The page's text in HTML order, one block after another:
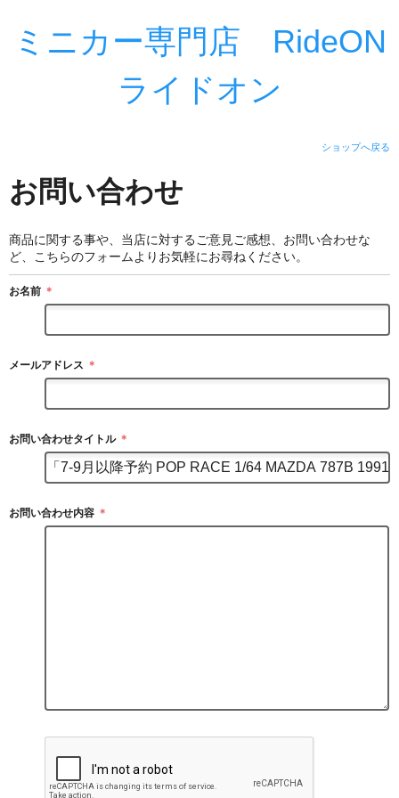
ミニカー専門店 RideON
ライドオン
ショップへ戻る
お問い合わせ
商品に関する事や、当店に対するご意見ご感想、お問い合わせな
ど、こちらのフォームよりお気軽にお尋ねください。
お名前 ＊
メールアドレス ＊
お問い合わせタイトル ＊
お問い合わせ内容 ＊